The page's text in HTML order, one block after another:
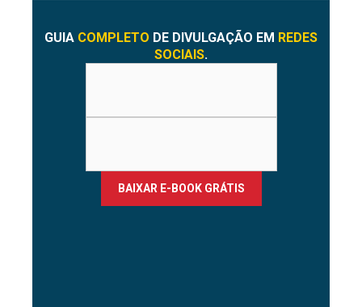
GUIA COMPLETO DE DIVULGAÇÃO EM REDES
SOCIAIS.